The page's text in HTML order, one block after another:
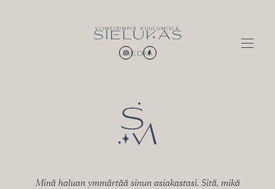
VIIMEISIMPIÄ KUULUMISIA
Minä haluan ymmärtää sinun asiakastasi. Sitä, mikä
INSPIRAATIO